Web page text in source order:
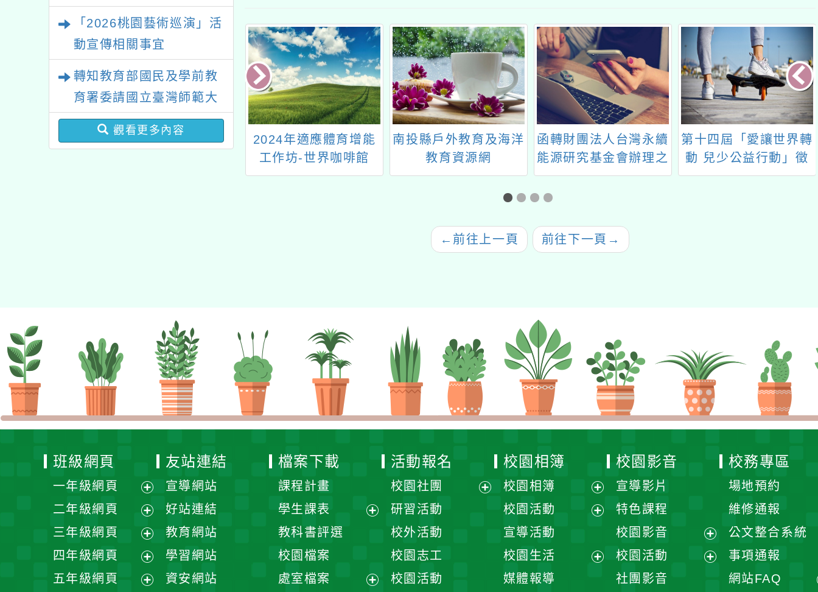
「2026桃園藝術巡演」活
動宣傳相關事宜
轉知教育部國民及學前教
育署委請國立臺灣師範大
學辦理「114至115年度
健康促進學校輔導計畫師
觀看更多內容
法人天下雜誌
因應流感季，請貴校
2024年適應體育增能
工作坊-世界咖啡館
『共創友善的體育課程
南投縣戶外教育及海洋
教育資源網
函轉財團法人台灣永續
能源研究基金會辦理之
「2023第十九屆海峽
兩岸氣候變遷與能源永
第十四屆「愛讓世界轉
動 兒少公益行動」徵
選活動訊息
← 前往上一頁 前往下一頁 →
班級網頁
一年級網頁
展
選
單
二年級網頁
展
選
單
三年級網頁
展
選
四年級網頁
展
五年級網頁
友站連結
宣導網站
好站連結
教育網站
學習網站
資安網站
檔案下載
課程計畫
學生課表
單
教科書評選
校園檔案
處室檔案
活動報名
校園社團
研習活動
校外活動
校園志工
校園活動
校園相簿
校園相簿
展
單
校園活動
選
宣導活動
校園生活
媒體報導
校園影音
宣導影片
特色課程
校園影音
展
校園活動
社團影音
校務專區
場地預約
維修通報
公文整合系統
事項通報
網站FAQ